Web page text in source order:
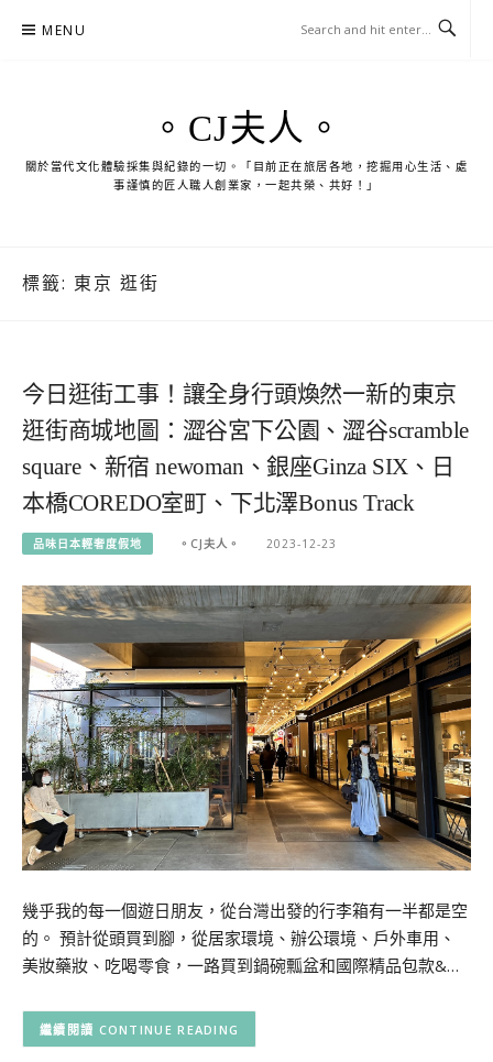
MENU
。CJ夫人。
關於當代文化體驗採集與紀錄的一切。「目前正在旅居各地，挖掘用心生活、處
事謹慎的匠人職人創業家，一起共榮、共好！」
標籤: 東京 逛街
今日逛街工事！讓全身行頭煥然一新的東京
逛街商城地圖：澀谷宮下公園、澀谷scramble
square、新宿 newoman、銀座Ginza SIX、日
本橋COREDO室町、下北澤Bonus Track
品味日本輕奢度假地 。CJ夫人。 2023-12-23
幾乎我的每一個遊日朋友，從台灣出發的行李箱有一半都是空
的。 預計從頭買到腳，從居家環境、辦公環境、戶外車用、
美妝藥妝、吃喝零食，一路買到鍋碗瓢盆和國際精品包款&…
CONTINUE READING